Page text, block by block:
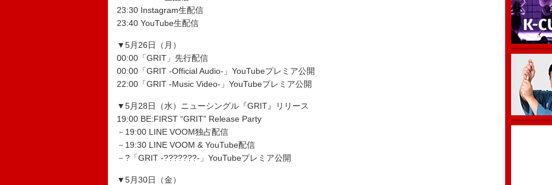
23:30 Instagram生配信
23:40 YouTube生配信
▼5月26日（月）
00:00「GRIT」先行配信
00:00「GRIT -Official Audio-」YouTubeプレミア公開
22:00「GRIT -Music Video-」YouTubeプレミア公開
▼5月28日（水）ニューシングル『GRIT』リリース
19:00 BE:FIRST “GRIT” Release Party
－19:00 LINE VOOM独占配信
－19:30 LINE VOOM & YouTube配信
－?「GRIT -???????-」YouTubeプレミア公開
▼5月30日（金）